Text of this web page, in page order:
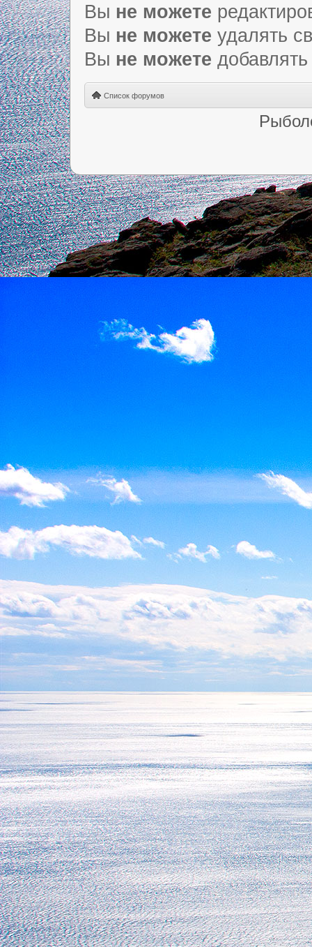
Вы не можете
Вы не можете удалять
Вы не можете
Список форумов